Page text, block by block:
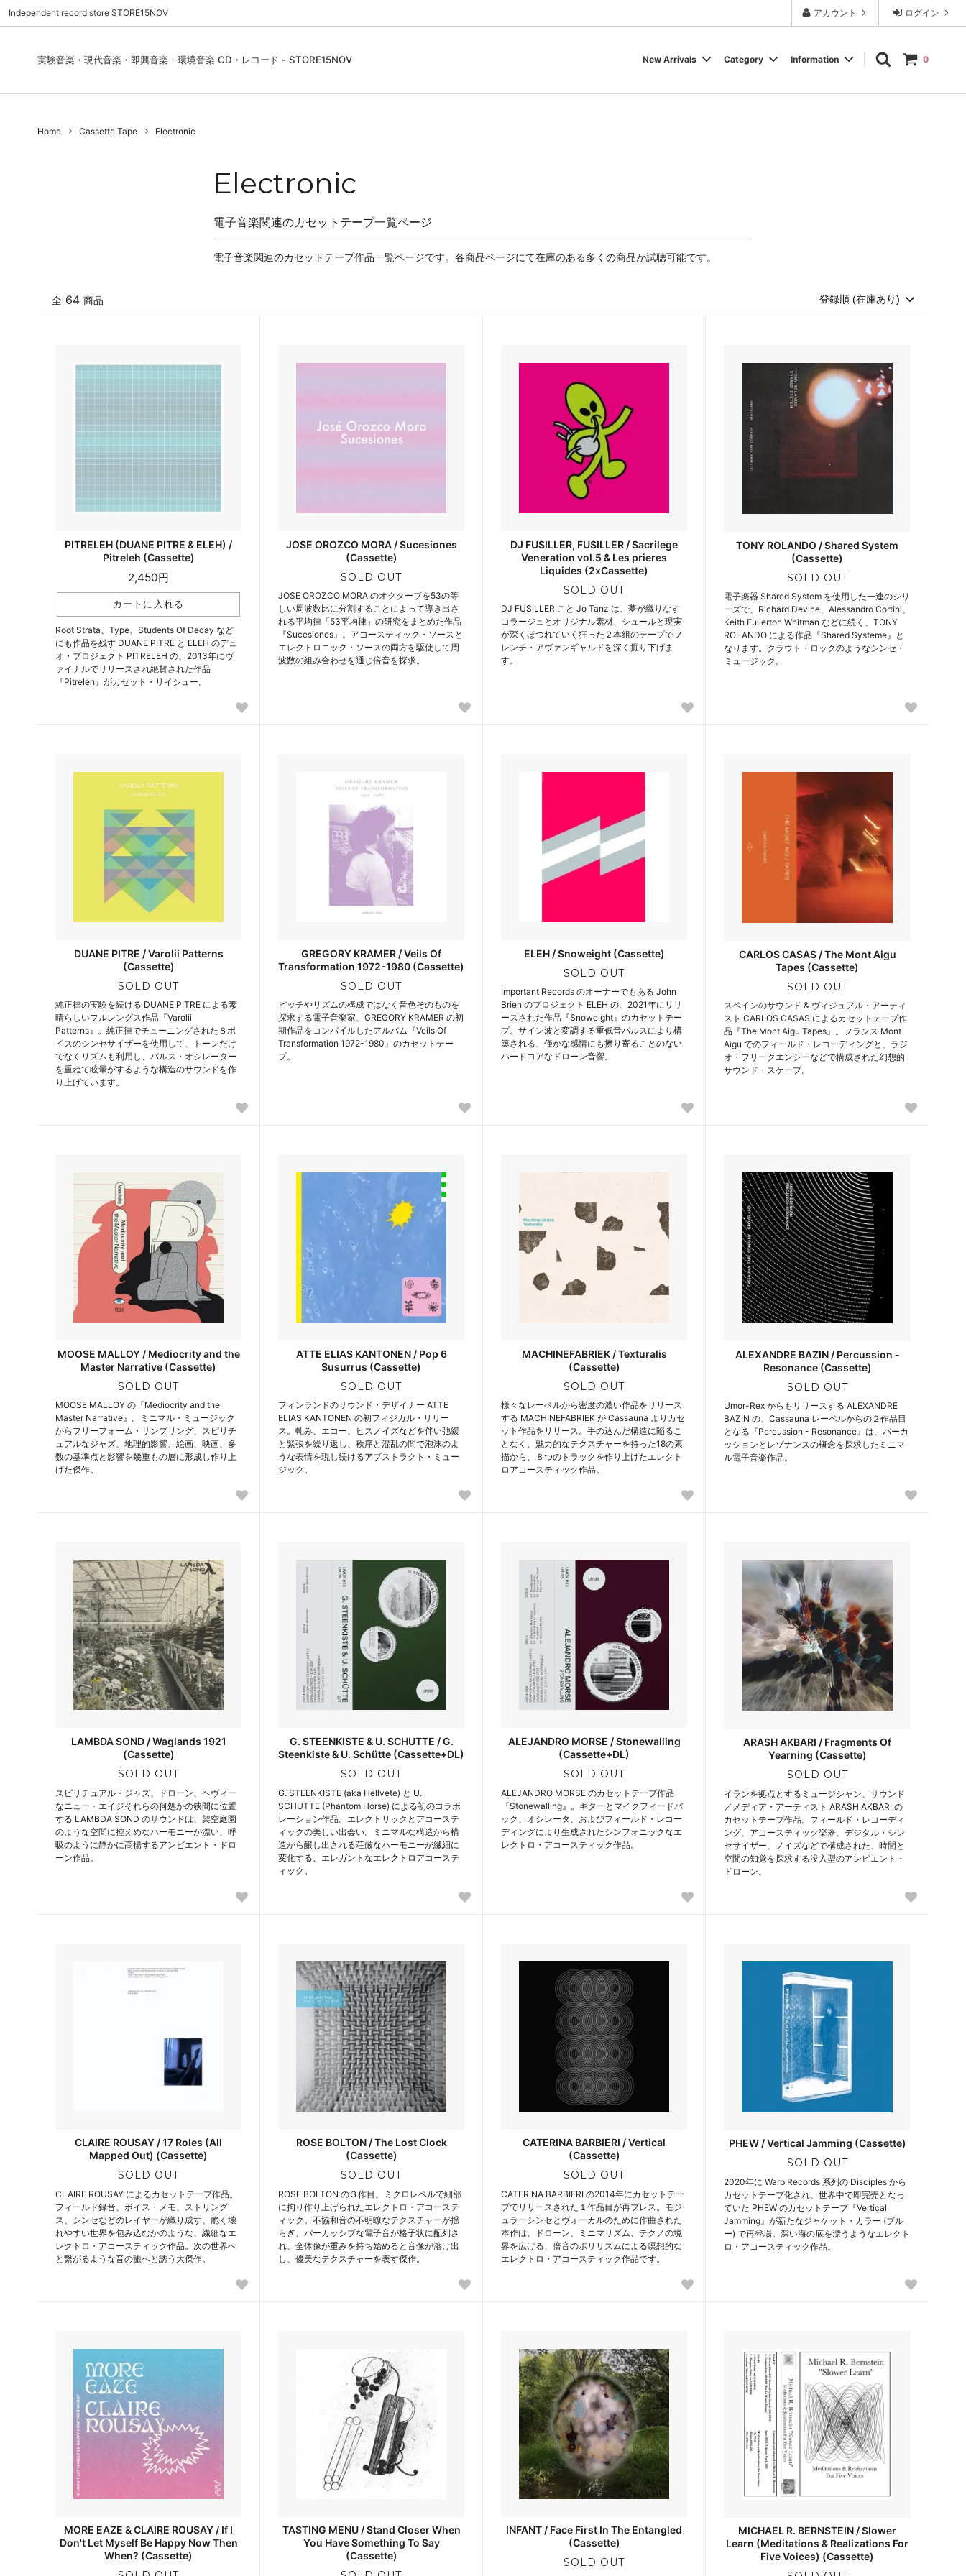
ログイン
アカウント
Independent record store STORE15NOV
実験音楽・現代音楽・即興音楽・環境音楽 CD・レコード - STORE15NOV 0
New Arrivals
Used - CD, Record
Category
Folk / World / Country
House
Wear, Accessory, Goods
Information
Contact Us | お問合わせ
Home Cassette Tape Electronic
Electronic
電子音楽関連のカセットテープ一覧ページ
電子音楽関連のカセットテープ作品一覧ページです。各商品ページにて在庫のある多くの商品が試聴可能です。
全 64 商品
PITRELEH (DUANE PITRE & ELEH) /
Pitreleh (Cassette)
2,450円
Root Strata、Type、Students Of Decay など
にも作品を残す DUANE PITRE と ELEH のデュ
オ・プロジェクト PITRELEH の、2013年にヴ
ァイナルでリリースされ絶賛された作品
『Pitreleh』がカセット・リイシュー。
JOSE OROZCO MORA / Sucesiones
(Cassette)
SOLD OUT
JOSE OROZCO MORA のオクターブを53の等
しい周波数比に分割することによって導き出さ
れる平均律「53平均律」の研究をまとめた作品
『Sucesiones』。アコースティック・ソースと
エレクトロニック・ソースの両方を駆使して周
波数の組み合わせを通じ倍音を探求。
DJ FUSILLER, FUSILLER / Sacrilege
Veneration vol.5 & Les prieres
Liquides (2xCassette)
SOLD OUT
DJ FUSILLER こと Jo Tanz は、夢が織りなす
コラージュとオリジナル素材、シュールと現実
が深くほつれていく狂った２本組のテープでフ
レンチ・アヴァンギャルドを深く掘り下げま
す。
TONY ROLANDO / Shared System
(Cassette)
SOLD OUT
電子楽器 Shared System を使用した一連のシリ
ーズで、Richard Devine、Alessandro Cortini、
Keith Fullerton Whitman などに続く、TONY
ROLANDO による作品『Shared Systeme』と
なります。クラウト・ロックのようなシンセ・
ミュージック。
DUANE PITRE / Varolii Patterns
(Cassette)
SOLD OUT
純正律の実験を続ける DUANE PITRE による素
晴らしいフルレングス作品『Varolii
Patterns』。純正律でチューニングされた８ボ
イスのシンセサイザーを使用して、トーンだけ
でなくリズムも利用し、パルス・オシレーター
を重ねて眩暈がするような構造のサウンドを作
り上げています。
GREGORY KRAMER / Veils Of
Transformation 1972-1980 (Cassette)
SOLD OUT
ピッチやリズムの構成ではなく音色そのものを
探求する電子音楽家、GREGORY KRAMER の初
期作品をコンパイルしたアルバム『Veils Of
Transformation 1972-1980』のカセットテー
プ。
ELEH / Snoweight (Cassette)
SOLD OUT
Important Records のオーナーでもある John
Brien のプロジェクト ELEH の、2021年にリリ
ースされた作品『Snoweight』のカセットテー
プ。サイン波と変調する重低音パルスにより構
築される、僅かな感情にも擦り寄ることのない
ハードコアなドローン音響。
CARLOS CASAS / The Mont Aigu
Tapes (Cassette)
SOLD OUT
スペインのサウンド & ヴィジュアル・アーティ
スト CARLOS CASAS によるカセットテープ作
品『The Mont Aigu Tapes』。フランス Mont
Aigu でのフィールド・レコーディングと、ラジ
オ・フリークエンシーなどで構成された幻想的
サウンド・スケープ。
MOOSE MALLOY / Mediocrity and the
Master Narrative (Cassette)
SOLD OUT
MOOSE MALLOY の『Mediocrity and the
Master Narrative』。ミニマル・ミュージック
からフリーフォーム・サンプリング、スピリチ
ュアルなジャズ、地理的影響、絵画、映画、多
数の基準点と影響を幾重もの層に形成し作り上
げた傑作。
ATTE ELIAS KANTONEN / Pop 6
Susurrus (Cassette)
SOLD OUT
フィンランドのサウンド・デザイナー ATTE
ELIAS KANTONEN の初フィジカル・リリー
ス。軋み、エコー、ヒスノイズなどを伴い弛緩
と緊張を繰り返し、秩序と混乱の間で泡沫のよ
うな表情を現し続けるアブストラクト・ミュー
ジック。
MACHINEFABRIEK / Texturalis
(Cassette)
SOLD OUT
様々なレーベルから密度の濃い作品をリリース
する MACHINEFABRIEK が Cassauna よりカセ
ット作品をリリース。手の込んだ構造に陥るこ
となく、魅力的なテクスチャーを持った18の素
描から、８つのトラックを作り上げたエレクト
ロアコースティック作品。
ALEXANDRE BAZIN / Percussion -
Resonance (Cassette)
SOLD OUT
Umor-Rex からもリリースする ALEXANDRE
BAZIN の、Cassauna レーベルからの２作品目
となる『Percussion - Resonance』は、パーカ
ッションとレゾナンスの概念を探求したミニマ
ル電子音楽作品。
LAMBDA SOND / Waglands 1921
(Cassette)
SOLD OUT
スピリチュアル・ジャズ、ドローン、ヘヴィー
なニュー・エイジそれらの何処かの狭間に位置
する LAMBDA SOND のサウンドは、架空庭園
のような空間に控えめなハーモニーが漂い、呼
吸のように静かに高揚するアンビエント・ドロ
ーン作品。
G. STEENKISTE & U. SCHUTTE / G.
Steenkiste & U. Schütte (Cassette+DL)
SOLD OUT
G. STEENKISTE (aka Hellvete) と U.
SCHUTTE (Phantom Horse) による初のコラボ
レーション作品。エレクトリックとアコーステ
ィックの美しい出会い。ミニマルな構造から構
造から醸し出される荘厳なハーモニーが繊細に
変化する、エレガントなエレクトロアコーステ
ィック。
ALEJANDRO MORSE / Stonewalling
(Cassette+DL)
SOLD OUT
ALEJANDRO MORSE のカセットテープ作品
『Stonewalling』。ギターとマイクフィードバ
ック、オシレータ、およびフィールド・レコー
ディングにより生成されたシンフォニックなエ
レクトロ・アコースティック作品。
ARASH AKBARI / Fragments Of
Yearning (Cassette)
SOLD OUT
イランを拠点とするミュージシャン、サウンド
／メディア・アーティスト ARASH AKBARI の
カセットテープ作品。フィールド・レコーディ
ング、アコースティック楽器、デジタル・シン
セサイザー、ノイズなどで構成された、時間と
空間の知覚を探求する没入型のアンビエント・
ドローン。
CLAIRE ROUSAY / 17 Roles (All
Mapped Out) (Cassette)
SOLD OUT
CLAIRE ROUSAY によるカセットテープ作品。
フィールド録音、ボイス・メモ、ストリング
ス、シンセなどのレイヤーが織り成す、脆く壊
れやすい世界を包み込むかのような、繊細なエ
レクトロ・アコースティック作品。次の世界へ
と繋がるような音の旅へと誘う大傑作。
ROSE BOLTON / The Lost Clock
(Cassette)
SOLD OUT
ROSE BOLTON の３作目。ミクロレベルで細部
に拘り作り上げられたエレクトロ・アコーステ
ィック。不協和音の不明瞭なテクスチャーが揺
らぎ、パーカッシブな電子音が格子状に配列さ
れ、全体像が重みを持ち始めると音像が溶け出
し、優美なテクスチャーを表す傑作。
CATERINA BARBIERI / Vertical
(Cassette)
SOLD OUT
CATERINA BARBIERI の2014年にカセットテー
プでリリースされた１作品目が再プレス。モジ
ュラーシンセとヴォーカルのために作曲された
本作は、ドローン、ミニマリズム、テクノの境
界を広げる、倍音のポリリズムによる瞑想的な
エレクトロ・アコースティック作品です。
PHEW / Vertical Jamming (Cassette)
SOLD OUT
2020年に Warp Records 系列の Disciples から
カセットテープ化され、世界中で即完売となっ
ていた PHEW のカセットテープ『Vertical
Jamming』が新たなジャケット・カラー (ブル
ー) で再登場。深い海の底を漂うようなエレクト
ロ・アコースティック作品。
MORE EAZE & CLAIRE ROUSAY / If I
Don't Let Myself Be Happy Now Then
When? (Cassette)
TASTING MENU / Stand Closer When
You Have Something To Say
(Cassette)
INFANT / Face First In The Entangled
(Cassette)
SOLD OUT
MICHAEL R. BERNSTEIN / Slower
Learn (Meditations & Realizations For
Five Voices) (Cassette)